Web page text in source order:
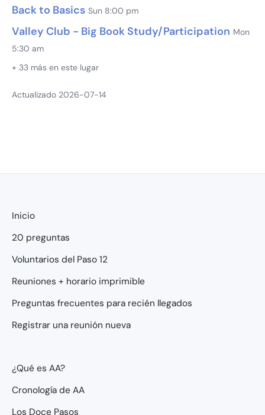
Back to Basics Sun 8:00 pm
Valley Club - Big Book Study/Participation Mon
5:30 am
+ 33 más en este lugar
Actualizado 2026-07-14
Inicio
20 preguntas
Voluntarios del Paso 12
Reuniones + horario imprimible
Preguntas frecuentes para recién llegados
Registrar una reunión nueva
¿Qué es AA?
Cronología de AA
Los Doce Pasos